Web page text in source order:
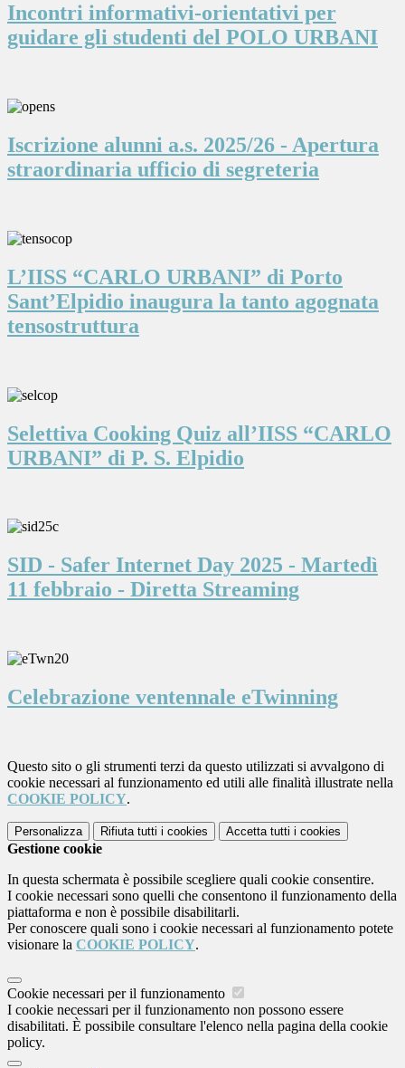
Incontri informativi-orientativi per
guidare gli studenti del POLO URBANI
Iscrizione alunni a.s. 2025/26 - Apertura
straordinaria ufficio di segreteria
L’IISS “CARLO URBANI” di Porto
Sant’Elpidio inaugura la tanto agognata
tensostruttura
Selettiva Cooking Quiz all’IISS “CARLO
URBANI” di P. S. Elpidio
SID - Safer Internet Day 2025 - Martedì
11 febbraio - Diretta Streaming
Celebrazione ventennale eTwinning
Questo sito o gli strumenti terzi da questo utilizzati si avvalgono di
cookie necessari al funzionamento ed utili alle finalità illustrate nella
COOKIE POLICY.
Personalizza Rifiuta tutti i cookies Accetta tutti i cookies
Gestione cookie
In questa schermata è possibile scegliere quali cookie consentire.
I cookie necessari sono quelli che consentono il funzionamento della
piattaforma e non è possibile disabilitarli.
Per conoscere quali sono i cookie necessari al funzionamento potete
visionare la COOKIE POLICY.
Cookie necessari per il funzionamento
I cookie necessari per il funzionamento non possono essere
disabilitati. È possibile consultare l'elenco nella pagina della cookie
policy.